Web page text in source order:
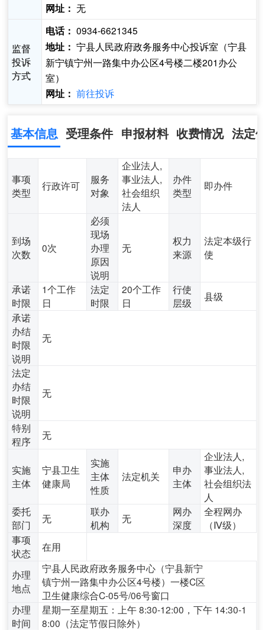
网址： 无
监督
投诉
方式
电话： 0934-6621345
地址： 宁县人民政府政务服务中心投诉室（宁县
新宁镇宁州一路集中办公区4号楼二楼201办公
室）
网址： 前往投诉
基本信息 受理条件 申报材料 收费情况 法定
事项
类型
行政许可
服务
对象
企业法人,
事业法人,
社会组织
法人
办件
类型
即办件
到场
次数
0次
必须
现场
办理
原因
说明
无
权力
来源
法定本级行
使
承诺
时限
1个工作
日
法定
时限
20个工作
日
行使
层级
县级
承诺
办结
时限
说明
无
法定
办结
时限
说明
无
特别
程序
无
实施
主体
宁县卫生
健康局
实施
主体
性质
法定机关
申办
主体
企业法人,
事业法人,
社会组织法
人
委托
部门
无
联办
机构
无
网办
深度
全程网办
（Ⅳ级）
事项
状态
在用
办理
地点
宁县人民政府政务服务中心（宁县新宁
镇宁州一路集中办公区4号楼）一楼C区
卫生健康综合C-05号/06号窗口
办理
时间
星期一至星期五：上午 8:30-12:00，下午 14:30-1
8:00（法定节假日除外）